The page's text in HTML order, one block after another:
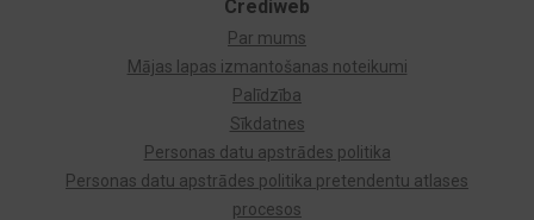
Crediweb
Par mums
Mājas lapas izmantošanas noteikumi
Palīdzība
Sīkdatnes
Personas datu apstrādes politika
Personas datu apstrādes politika pretendentu atlases
procesos